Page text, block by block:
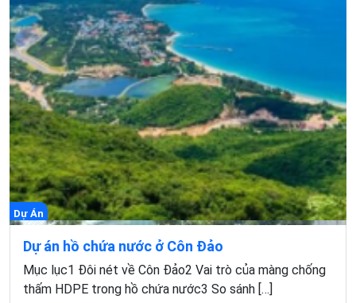
Dự Án
Dự án hồ chứa nước ở Côn Đảo
Mục lục1 Đôi nét về Côn Đảo2 Vai trò của màng chống
thấm HDPE trong hồ chứa nước3 So sánh […]